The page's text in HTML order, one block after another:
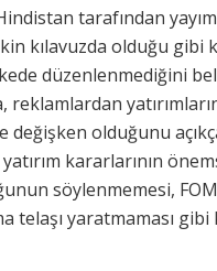
tarafından
kılavuzda olduğu gibi
düzenlenmediğini
reklamlardan
değişken olduğunu
kararlarının
söylenmemesi,
telaşı yaratmaması